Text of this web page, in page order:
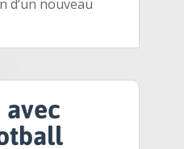
d‘un nouveau
avec